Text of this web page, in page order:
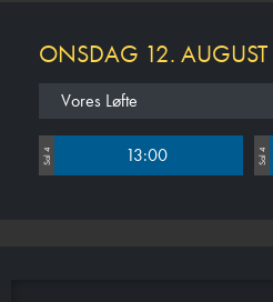
ONSDAG 12. AUGUST
Vores Løfte
Sal 4 13:00 Sal 4